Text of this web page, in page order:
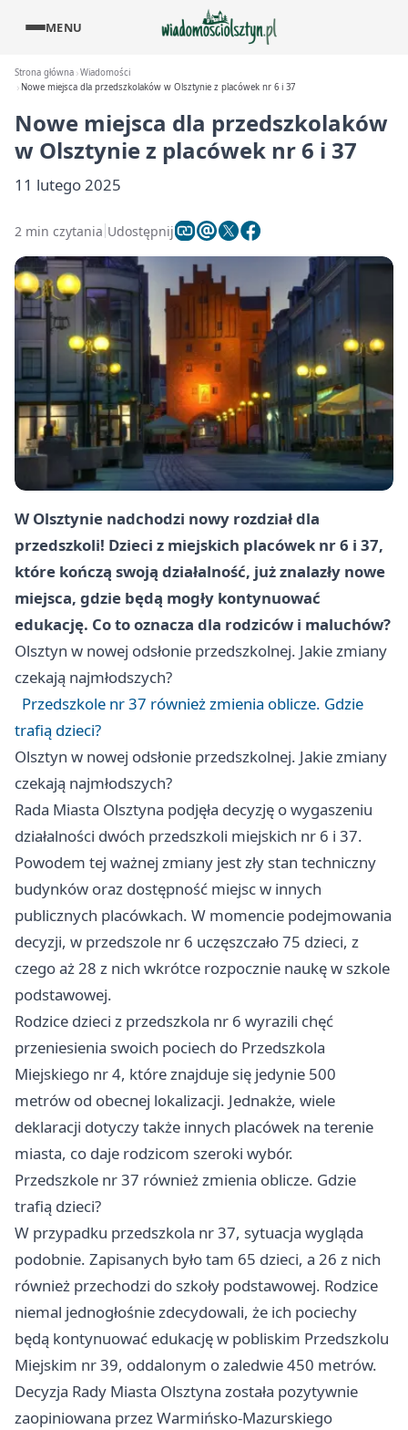
MENU
Strona główna Wiadomości
Nowe miejsca dla przedszkolaków w Olsztynie z placówek nr 6 i 37
Nowe miejsca dla przedszkolaków
w Olsztynie z placówek nr 6 i 37
11 lutego 2025
2 min czytania Udostępnij
W Olsztynie nadchodzi nowy rozdział dla
przedszkoli! Dzieci z miejskich placówek nr 6 i 37,
które kończą swoją działalność, już znalazły nowe
miejsca, gdzie będą mogły kontynuować
edukację. Co to oznacza dla rodziców i maluchów?
Olsztyn w nowej odsłonie przedszkolnej. Jakie zmiany
czekają najmłodszych?
Przedszkole nr 37 również zmienia oblicze. Gdzie
trafią dzieci?
Olsztyn w nowej odsłonie przedszkolnej. Jakie zmiany
czekają najmłodszych?
Rada Miasta Olsztyna podjęła decyzję o wygaszeniu
działalności dwóch przedszkoli miejskich nr 6 i 37.
Powodem tej ważnej zmiany jest zły stan techniczny
budynków oraz dostępność miejsc w innych
publicznych placówkach. W momencie podejmowania
decyzji, w przedszole nr 6 uczęszczało 75 dzieci, z
czego aż 28 z nich wkrótce rozpocznie naukę w szkole
podstawowej.
Rodzice dzieci z przedszkola nr 6 wyrazili chęć
przeniesienia swoich pociech do Przedszkola
Miejskiego nr 4, które znajduje się jedynie 500
metrów od obecnej lokalizacji. Jednakże, wiele
deklaracji dotyczy także innych placówek na terenie
miasta, co daje rodzicom szeroki wybór.
Przedszkole nr 37 również zmienia oblicze. Gdzie
trafią dzieci?
W przypadku przedszkola nr 37, sytuacja wygląda
podobnie. Zapisanych było tam 65 dzieci, a 26 z nich
również przechodzi do szkoły podstawowej. Rodzice
niemal jednogłośnie zdecydowali, że ich pociechy
będą kontynuować edukację w pobliskim Przedszkolu
Miejskim nr 39, oddalonym o zaledwie 450 metrów.
Decyzja Rady Miasta Olsztyna została pozytywnie
zaopiniowana przez Warmińsko-Mazurskiego